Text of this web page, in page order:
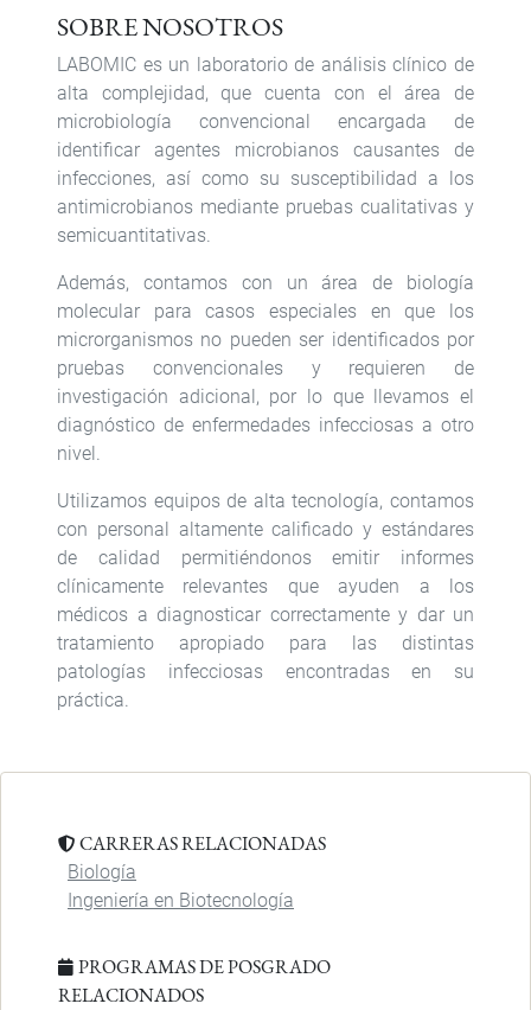
SOBRE NOSOTROS
LABOMIC es un laboratorio de análisis clínico de
alta complejidad, que cuenta con el área de
microbiología convencional encargada de
identificar agentes microbianos causantes de
infecciones, así como su susceptibilidad a los
antimicrobianos mediante pruebas cualitativas y
semicuantitativas.
Además, contamos con un área de biología
molecular para casos especiales en que los
microrganismos no pueden ser identificados por
pruebas convencionales y requieren de
investigación adicional, por lo que llevamos el
diagnóstico de enfermedades infecciosas a otro
nivel.
Utilizamos equipos de alta tecnología, contamos
con personal altamente calificado y estándares
de calidad permitiéndonos emitir informes
clínicamente relevantes que ayuden a los
médicos a diagnosticar correctamente y dar un
tratamiento apropiado para las distintas
patologías infecciosas encontradas en su
práctica.
CARRERAS RELACIONADAS
Biología
Ingeniería en Biotecnología
PROGRAMAS DE POSGRADO
RELACIONADOS